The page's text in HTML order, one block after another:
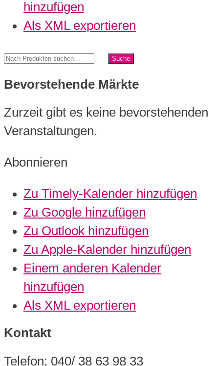
hinzufügen
Als XML exportieren
Bevorstehende Märkte
Zurzeit gibt es keine bevorstehenden
Veranstaltungen.
Abonnieren
Zu Timely-Kalender hinzufügen
Zu Google hinzufügen
Zu Outlook hinzufügen
Zu Apple-Kalender hinzufügen
Einem anderen Kalender
hinzufügen
Als XML exportieren
Kontakt
Telefon: 040/ 38 63 98 33